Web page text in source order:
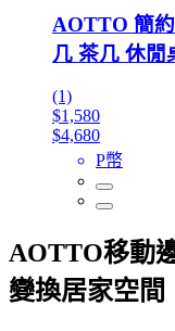
AOTTO 簡
几 茶几 休閒
(1)
$1,580
$4,680
P幣
AOTTO移動
變換居家空間